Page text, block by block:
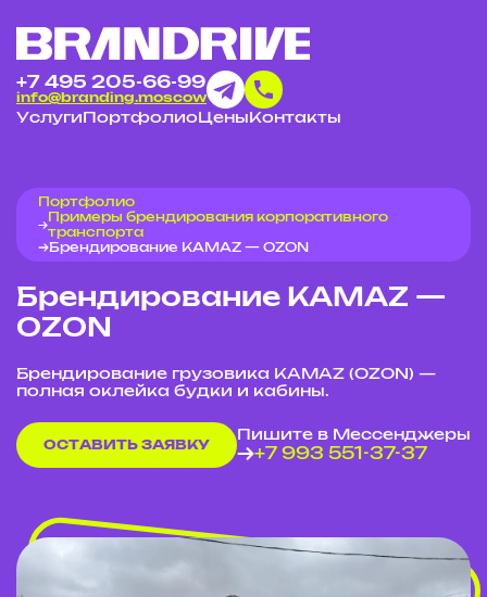
Услуги Портфолио Цены Контакты
+7 495 205-66-99
info@branding.moscow
Портфолио
Примеры брендирования корпоративного
транспорта
Брендирование KAMAZ — OZON
Брендирование KAMAZ —
OZON
Брендирование грузовика KAMAZ (OZON) —
полная оклейка будки и кабины.
ОСТАВИТЬ ЗАЯВКУ
Пишите в Мессенджеры
+7 993 551-37-37